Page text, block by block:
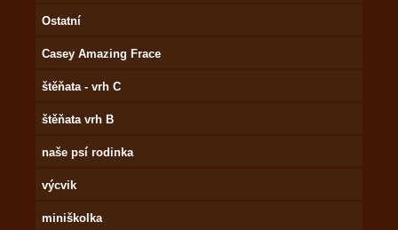
Ostatní
Casey Amazing Frace
štěňata - vrh C
štěňata vrh B
naše psí rodinka
výcvik
miniškolka